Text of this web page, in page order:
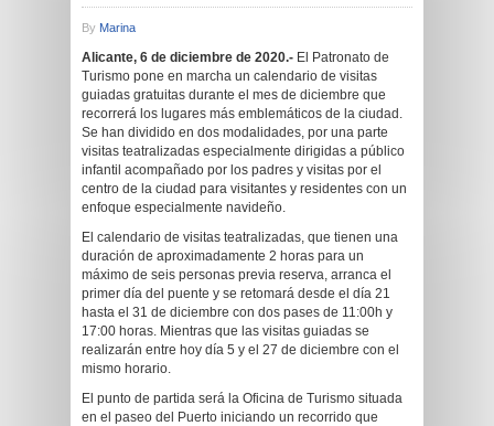
By Marina
Alicante, 6 de diciembre de 2020.- El Patronato de
Turismo pone en marcha un calendario de visitas
guiadas gratuitas durante el mes de diciembre que
recorrerá los lugares más emblemáticos de la ciudad.
Se han dividido en dos modalidades, por una parte
visitas teatralizadas especialmente dirigidas a público
infantil acompañado por los padres y visitas por el
centro de la ciudad para visitantes y residentes con un
enfoque especialmente navideño.
El calendario de visitas teatralizadas, que tienen una
duración de aproximadamente 2 horas para un
máximo de seis personas previa reserva, arranca el
primer día del puente y se retomará desde el día 21
hasta el 31 de diciembre con dos pases de 11:00h y
17:00 horas. Mientras que las visitas guiadas se
realizarán entre hoy día 5 y el 27 de diciembre con el
mismo horario.
El punto de partida será la Oficina de Turismo situada
en el paseo del Puerto iniciando un recorrido que